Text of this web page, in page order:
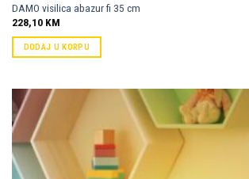
DAMO visilica abazur fi 35 cm
228,10 KM
DODAJ U KORPU